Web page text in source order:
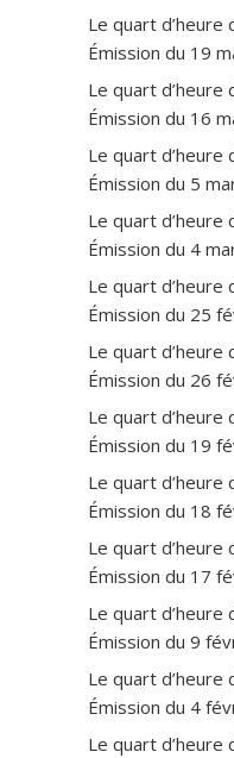
Le quart d’heure
Émission du 19
Le quart d’heure
Émission du 16
Le quart d’heure
Émission du 5
Le quart d’heure
Émission du 4
Le quart d’heure
Émission du 25
Le quart d’heure
Émission du 26
Le quart d’heure
Émission du 19
Le quart d’heure
Émission du 18
Le quart d’heure
Émission du 17
Le quart d’heure
Émission du 9
Le quart d’heure
Émission du 4
Le quart d’heure